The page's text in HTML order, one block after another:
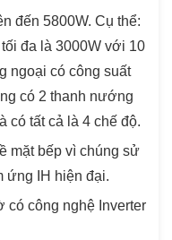
đến 5800W. Cụ thể:
đa là 3000W với 10
ngoại có công suất
có 2 thanh nướng
có tất cả là 4 chế độ.
mặt bếp vì chúng sử
ứng IH hiện đại.
có công nghệ Inverter